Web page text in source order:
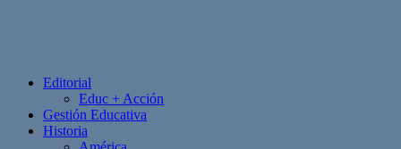
Editorial
Educ + Acción
Gestión Educativa
Historia